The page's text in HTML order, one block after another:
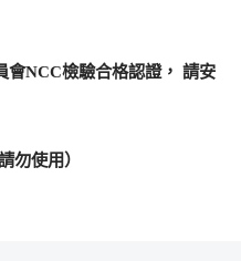
會NCC檢驗合格認證， 請安
勿使用）